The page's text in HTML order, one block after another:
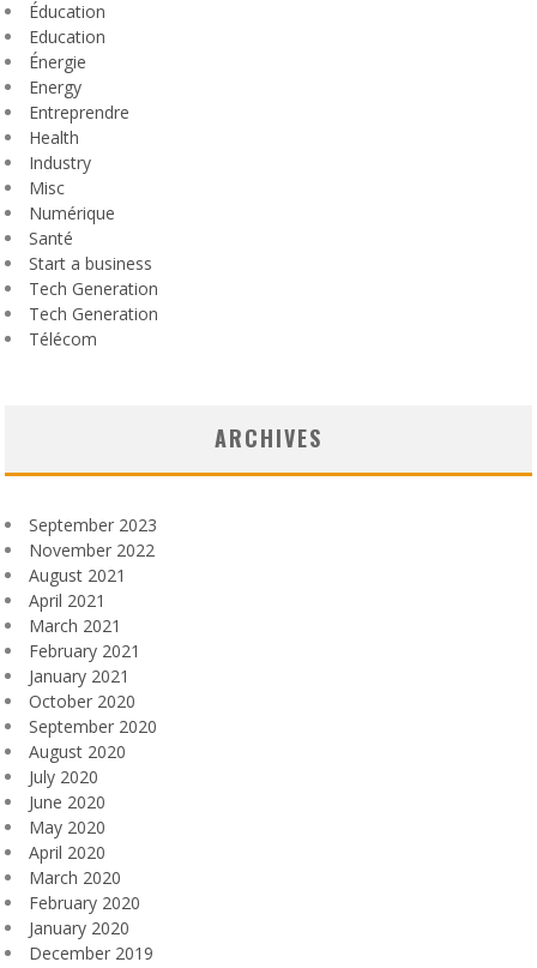
Éducation
Education
Énergie
Energy
Entreprendre
Health
Industry
Misc
Numérique
Santé
Start a business
Tech Generation
Tech Generation
Télécom
ARCHIVES
September 2023
November 2022
August 2021
April 2021
March 2021
February 2021
January 2021
October 2020
September 2020
August 2020
July 2020
June 2020
May 2020
April 2020
March 2020
February 2020
January 2020
December 2019